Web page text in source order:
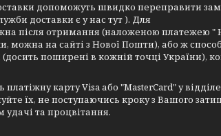
допоможуть швидко переправити
доставки є у нас тут ). Для
після отримання (наложеною платежею
можна на сайті з Нової Пошти), або ж
поширені в кожній точці України),
карту Visa або "MasterCard" у
їх, не поступаючись кроку з Вашого
та процвітання.